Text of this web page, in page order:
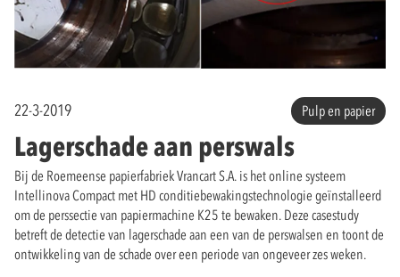
22-3-2019 Pulp en papier
Lagerschade aan perswals
Bij de Roemeense papierfabriek Vrancart S.A. is het online systeem
Intellinova Compact met HD conditiebewakingstechnologie geïnstalleerd
om de perssectie van papiermachine K25 te bewaken. Deze casestudy
betreft de detectie van lagerschade aan een van de perswalsen en toont de
ontwikkeling van de schade over een periode van ongeveer zes weken.